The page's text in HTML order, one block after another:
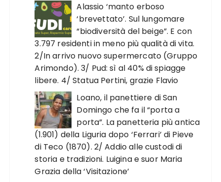
Alassio ‘manto erboso
‘brevettato’. Sul lungomare
“biodiversità del beige”. E con
3.797 residenti in meno più qualità di vita.
2/In arrivo nuovo supermercato (Gruppo
Arimondo). 3/ Pud: sì al 40% di spiagge
libere. 4/ Statua Pertini, grazie Flavio
Loano, il panettiere di San
Domingo che fa il “porta a
porta”. La panetteria più antica
(1.901) della Liguria dopo ‘Ferrari’ di Pieve
di Teco (1870). 2/ Addio alle custodi di
storia e tradizioni. Luigina e suor Maria
Grazia della ‘Visitazione’